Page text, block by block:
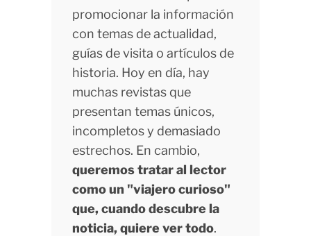
promocionar la información
con temas de actualidad,
guías de visita o artículos de
historia. Hoy en día, hay
muchas revistas que
presentan temas únicos,
incompletos y demasiado
estrechos. En cambio,
queremos tratar al lector
como un "viajero curioso"
que, cuando descubre la
noticia, quiere ver todo.